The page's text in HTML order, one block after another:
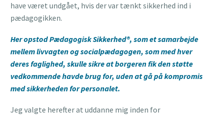
have været undgået, hvis der var tænkt sikkerhed ind i
pædagogikken.
Her opstod Pædagogisk Sikkerhed®, som et samarbejde
mellem livvagten og socialpædagogen, som med hver
deres faglighed, skulle sikre at borgeren fik den støtte
vedkommende havde brug for, uden at gå på kompromis
med sikkerheden for personalet.
Jeg valgte herefter at uddanne mig inden for